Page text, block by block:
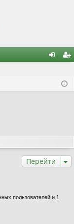
ис
Перейти
пользователей и 1